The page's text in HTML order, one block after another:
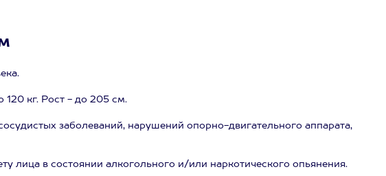
120 кг. Рост - до 205 см.
заболеваний, нарушений опорно-двигательного аппарата,
лица в состоянии алкогольного и/или наркотического опьянения.